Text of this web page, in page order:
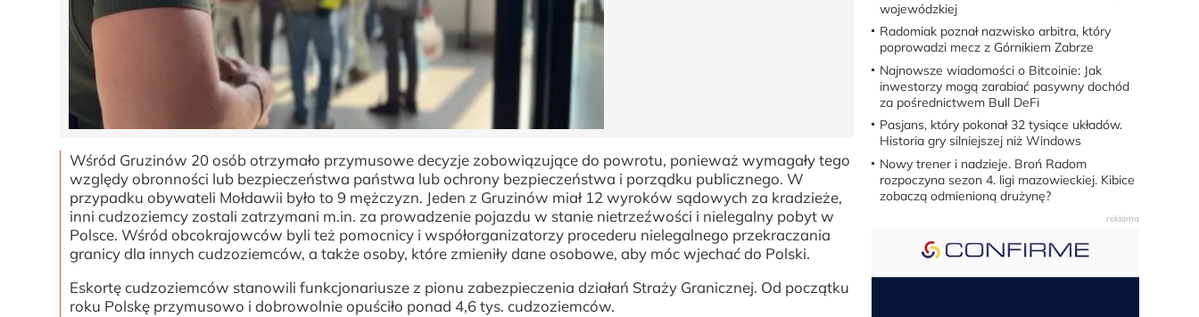
Wśród Gruzinów 20 osób otrzymało przymusowe decyzje zobowiązujące do powrotu, ponieważ wymagały tego
względy obronności lub bezpieczeństwa państwa lub ochrony bezpieczeństwa i porządku publicznego. W
przypadku obywateli Mołdawii było to 9 mężczyzn. Jeden z Gruzinów miał 12 wyroków sądowych za kradzieże,
inni cudzoziemcy zostali zatrzymani m.in. za prowadzenie pojazdu w stanie nietrzeźwości i nielegalny pobyt w
Polsce. Wśród obcokrajowców byli też pomocnicy i współorganizatorzy procederu nielegalnego przekraczania
granicy dla innych cudzoziemców, a także osoby, które zmieniły dane osobowe, aby móc wjechać do Polski.
Eskortę cudzoziemców stanowili funkcjonariusze z pionu zabezpieczenia działań Straży Granicznej. Od początku
roku Polskę przymusowo i dobrowolnie opuściło ponad 4,6 tys. cudzoziemców.
wojewódzkiej
Radomiak poznał nazwisko arbitra, który
poprowadzi mecz z Górnikiem Zabrze
Najnowsze wiadomości o Bitcoinie: Jak
inwestorzy mogą zarabiać pasywny dochód
za pośrednictwem Bull DeFi
Pasjans, który pokonał 32 tysiące układów.
Historia gry silniejszej niż Windows
Nowy trener i nadzieje. Broń Radom
rozpoczyna sezon 4. ligi mazowieckiej. Kibice
zobaczą odmienioną drużynę?